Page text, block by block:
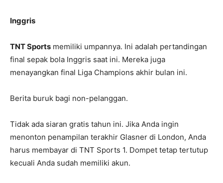
Inggris
TNT Sports memiliki umpannya. Ini adalah pertandingan
final sepak bola Inggris saat ini. Mereka juga
menayangkan final Liga Champions akhir bulan ini.
Berita buruk bagi non-pelanggan.
Tidak ada siaran gratis tahun ini. Jika Anda ingin
menonton penampilan terakhir Glasner di London, Anda
harus membayar di TNT Sports 1. Dompet tetap tertutup
kecuali Anda sudah memiliki akun.